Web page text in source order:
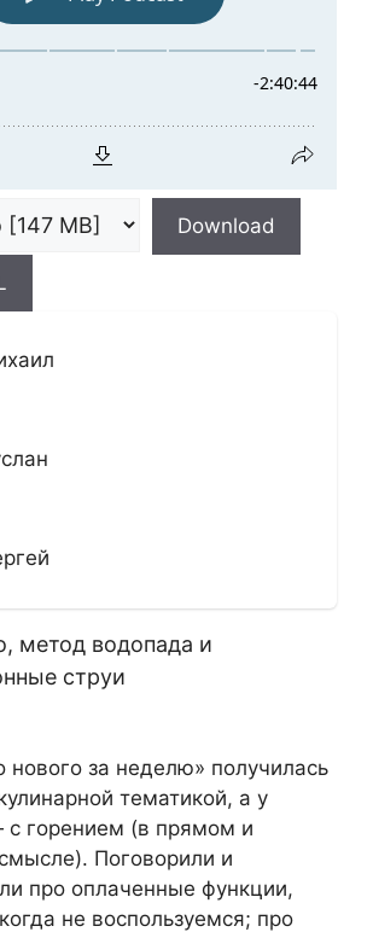
Download
метод водопада и
струи
нового за неделю» получилась
тематикой, а у
с горением (в прямом и
Поговорили и
про оплаченные функции,
не воспользуемся; про